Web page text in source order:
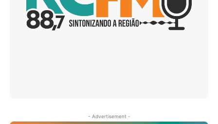
- Advertisement -